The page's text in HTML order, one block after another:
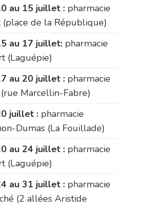
au 15 juillet : pharmacie
(place de la République)
au 17 juillet: pharmacie
(Laguépie)
au 20 juillet : pharmacie
Marcellin-Fabre)
juillet : pharmacie
Dumas (La Fouillade)
au 24 juillet : pharmacie
(Laguépie)
au 31 juillet : pharmacie
(2 allées Aristide